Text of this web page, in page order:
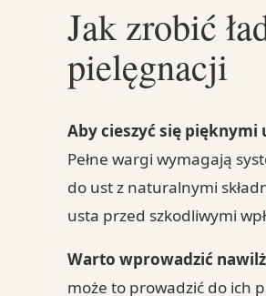
Jak zrobić
pielęgnacji
Aby cieszyć się
Pełne wargi wymagają
do ust z naturalnymi
usta przed szkodliwymi
Warto wprowadzić
może to prowadzić do ich